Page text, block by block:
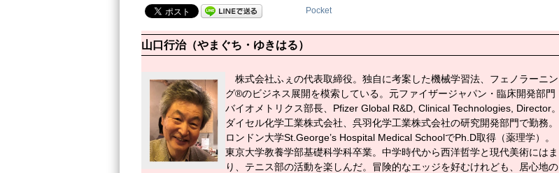
Pocket
山口行治（やまぐち・ゆきはる）
株式会社ふぇの代表取締役。独自に考案した機械学習法、フェノラーニン
グ®のビジネス展開を模索している。元ファイザージャパン・臨床開発部門
バイオメトリクス部長、Pfizer Global R&D, Clinical Technologies, Director。
ダイセル化学工業株式会社、呉羽化学工業株式会社の研究開発部門で勤務。
ロンドン大学St.George’s Hospital Medical SchoolでPh.D取得（薬理学）。
東京大学教養学部基礎科学科卒業。中学時代から西洋哲学と現代美術にはま
り、テニス部の活動を楽しんだ。冒険的なエッジを好むけれども、居心地の